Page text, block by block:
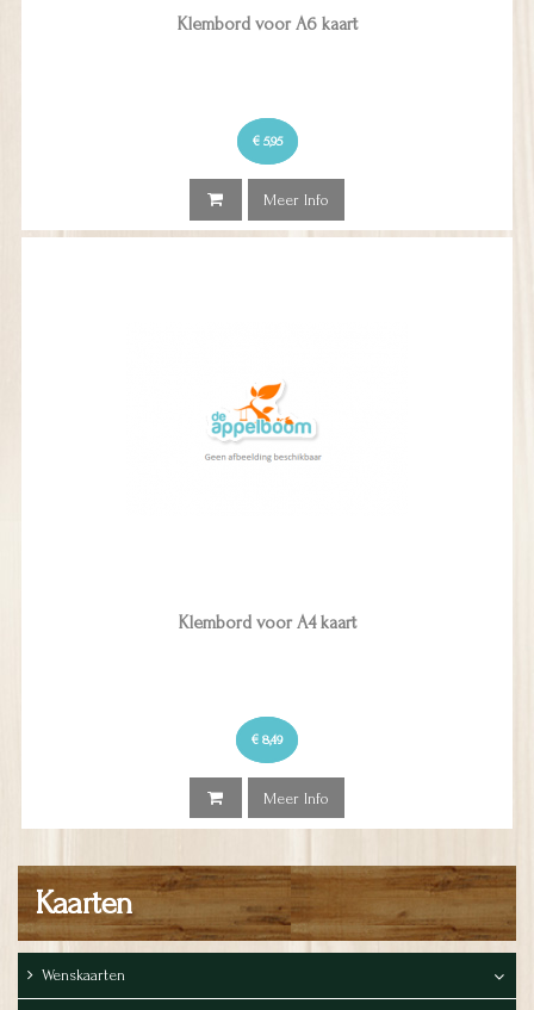
Klembord voor A6 kaart
€ 5,95
Meer Info
Klembord voor A4 kaart
€ 8,49
Meer Info
Kaarten
Wenskaarten